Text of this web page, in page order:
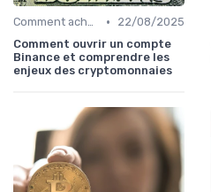
Comment acheter des cryptomonnaies •
22/08/2025
Comment ouvrir un compte
Binance et comprendre les
enjeux des cryptomonnaies